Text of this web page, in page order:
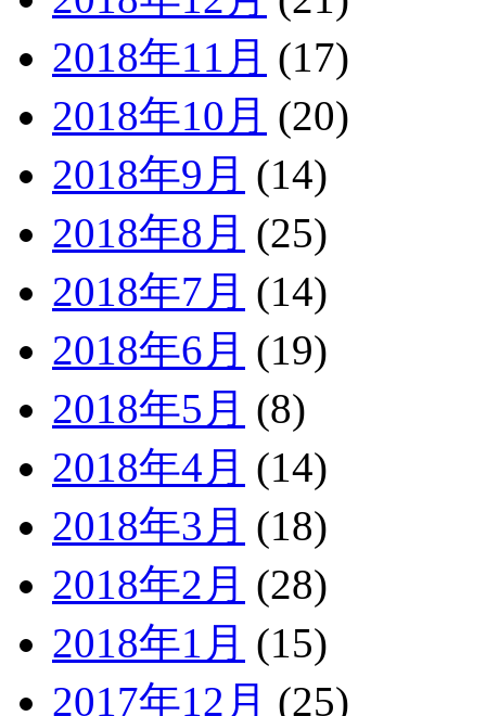
2018年11月 (17)
2018年10月 (20)
2018年9月 (14)
2018年8月 (25)
2018年7月 (14)
2018年6月 (19)
2018年5月 (8)
2018年4月 (14)
2018年3月 (18)
2018年2月 (28)
2018年1月 (15)
2017年12月 (25)